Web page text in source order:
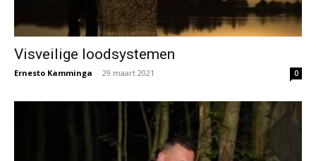
Visveilige loodsystemen
Ernesto Kamminga - 29 maart 2021 0